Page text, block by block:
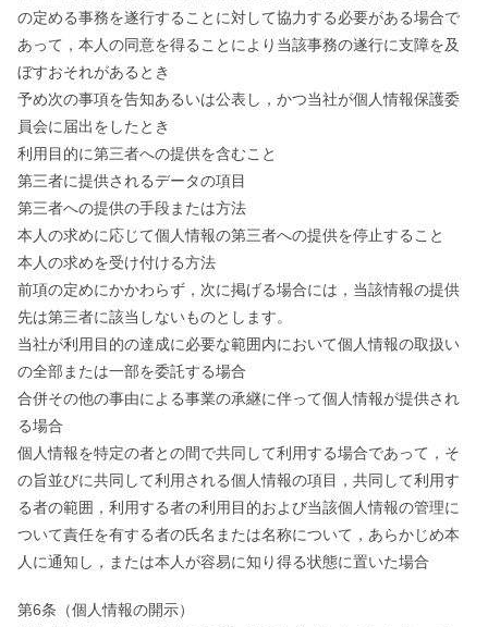
の定める事務を遂行することに対して協力する必要がある場合で
あって，本人の同意を得ることにより当該事務の遂行に支障を及
ぼすおそれがあるとき
予め次の事項を告知あるいは公表し，かつ当社が個人情報保護委
員会に届出をしたとき
利用目的に第三者への提供を含むこと
第三者に提供されるデータの項目
第三者への提供の手段または方法
本人の求めに応じて個人情報の第三者への提供を停止すること
本人の求めを受け付ける方法
前項の定めにかかわらず，次に掲げる場合には，当該情報の提供
先は第三者に該当しないものとします。
当社が利用目的の達成に必要な範囲内において個人情報の取扱い
の全部または一部を委託する場合
合併その他の事由による事業の承継に伴って個人情報が提供され
る場合
個人情報を特定の者との間で共同して利用する場合であって，そ
の旨並びに共同して利用される個人情報の項目，共同して利用す
る者の範囲，利用する者の利用目的および当該個人情報の管理に
ついて責任を有する者の氏名または名称について，あらかじめ本
人に通知し，または本人が容易に知り得る状態に置いた場合
第6条（個人情報の開示）